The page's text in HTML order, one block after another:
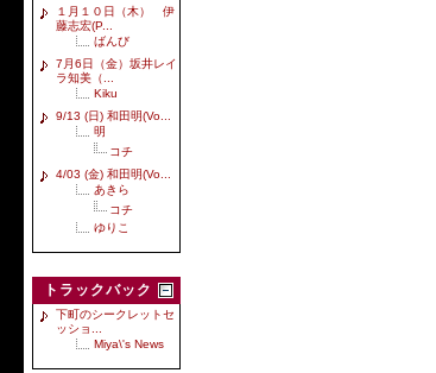
１月１０日（木） 伊
藤志宏(P...
ばんび
7月6日（金）坂井レイ
ラ知美（...
Kiku
9/13 (日) 和田明(Vo...
明
コチ
4/03 (金) 和田明(Vo...
あきら
コチ
ゆりこ
トラックバック
下町のシークレットセ
ッショ...
Miya\'s News